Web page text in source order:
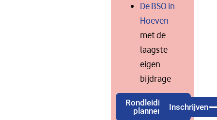
De BSO in
Hoeven
met de
laagste
eigen
bijdrage
Rondleiding
plannen
Inschrijven